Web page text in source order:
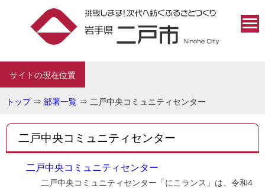
サイトの現在位置
トップ⇒ 部署一覧 ⇒ 二戸中央コミュニティセンター
二戸中央コミュニティセンター
二戸中央コミュニティセンター
二戸中央コミュニティセンター「にこランス」は、令和4